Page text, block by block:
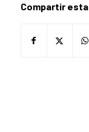
Compartir